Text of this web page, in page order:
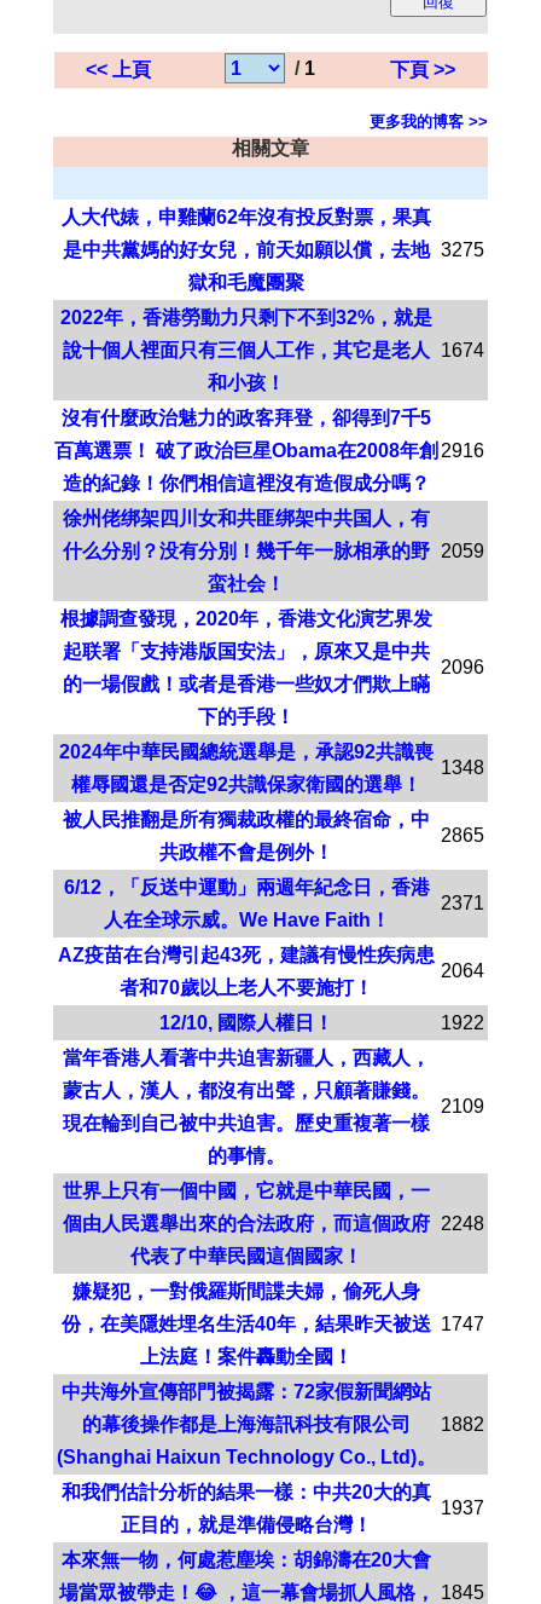
<< 上頁 / 1 下頁 >>
更多我的博客 >>
相關文章
人大代婊，申雞蘭62年沒有投反對票，果真
是中共黨媽的好女兒，前天如願以償，去地
獄和毛魔團聚
3275
2022年，香港勞動力只剩下不到32%，就是
說十個人裡面只有三個人工作，其它是老人
和小孩！
1674
沒有什麼政治魅力的政客拜登，卻得到7千5
百萬選票！ 破了政治巨星Obama在2008年創
造的紀錄！你們相信這裡沒有造假成分嗎？
2916
徐州佬绑架四川女和共匪绑架中共国人，有
什么分别？没有分別！幾千年一脉相承的野
蛮社会！
2059
根據調查發現，2020年，香港文化演艺界发
起联署「支持港版国安法」，原來又是中共
的一場假戲！或者是香港一些奴才們欺上瞞
下的手段！
2096
2024年中華民國總統選舉是，承認92共識喪
權辱國還是否定92共識保家衛國的選舉！
1348
被人民推翻是所有獨裁政權的最終宿命，中
共政權不會是例外！
2865
6/12，「反送中運動」兩週年紀念日，香港
人在全球示威。We Have Faith！
2371
AZ疫苗在台灣引起43死，建議有慢性疾病患
者和70歲以上老人不要施打！
2064
12/10, 國際人權日！
1922
當年香港人看著中共迫害新疆人，西藏人，
蒙古人，漢人，都沒有出聲，只顧著賺錢。
現在輪到自己被中共迫害。歷史重複著一樣
的事情。
2109
世界上只有一個中國，它就是中華民國，一
個由人民選舉出來的合法政府，而這個政府
代表了中華民國這個國家！
2248
嫌疑犯，一對俄羅斯間諜夫婦，偷死人身
份，在美隱姓埋名生活40年，結果昨天被送
上法庭！案件轟動全國！
1747
中共海外宣傳部門被揭露：72家假新聞網站
的幕後操作都是上海海訊科技有限公司
(Shanghai Haixun Technology Co., Ltd)。
1882
和我們估計分析的結果一樣：中共20大的真
正目的，就是準備侵略台灣！
1937
本來無一物，何處惹塵埃：胡錦濤在20大會
場當眾被帶走！😂 ，這一幕會場抓人風格，
1845